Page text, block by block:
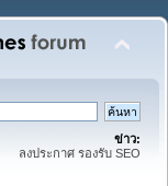
ข่าว:
ลงประกาศ รองรับ SEO